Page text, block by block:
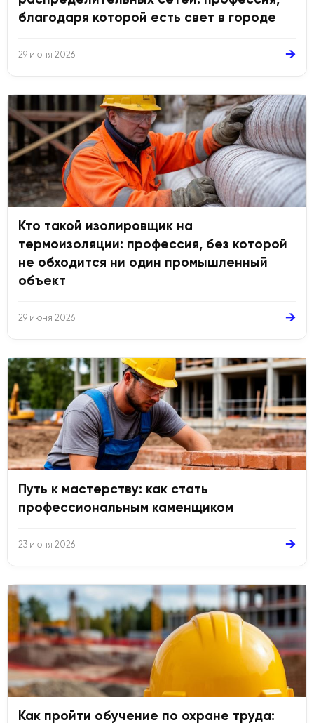
благодаря которой есть свет в городе
29 июня 2026 →
Кто такой изолировщик на
термоизоляции: профессия, без которой
не обходится ни один промышленный
объект
29 июня 2026 →
Путь к мастерству: как стать
профессиональным каменщиком
23 июня 2026 →
Как пройти обучение по охране труда: